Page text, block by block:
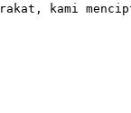
kami